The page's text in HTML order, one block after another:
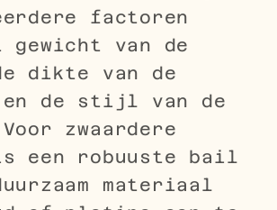
factoren
gewicht van de
dikte van de
de stijl van de
zwaardere
een robuuste bail
materiaal